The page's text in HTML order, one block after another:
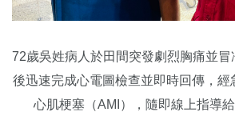
72歲吳姓病人於田間突發劇烈胸痛並
後迅速完成心電圖檢查並即時回傳，經
心肌梗塞（AMI），隨即線上指導